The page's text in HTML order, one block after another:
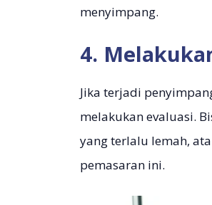
menyimpang.
4.
Jika terjadi
melakukan evaluasi.
yang terlalu lemah,
pemasaran ini.